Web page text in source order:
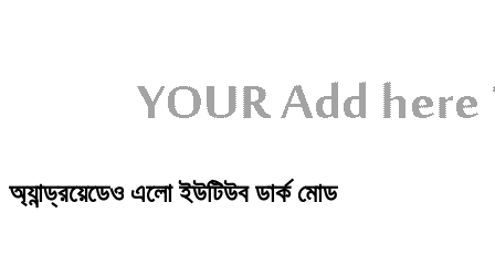
অ্যান্ড্রয়েডেও এলো ইউটিউব ডার্ক মোড